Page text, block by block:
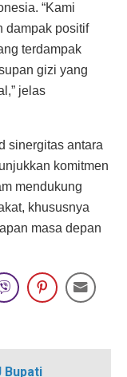
“Kami
dampak positif
terdampak
gizi yang
jelas
sinergitas antara
komitmen
mendukung
khususnya
masa depan
Bupati